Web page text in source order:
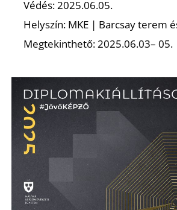
Védés: 2025.06.05.
Helyszín: MKE | Barcsay terem
Megtekinthető: 2025.06.03– 05.